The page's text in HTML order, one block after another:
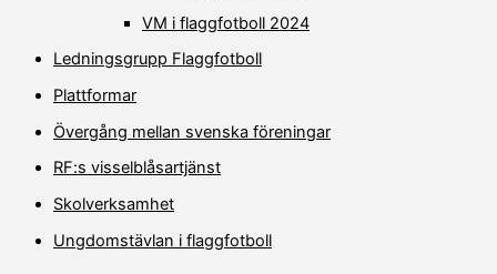
u
n
e
d
o
l
e
d
u
n
d
e
s
d
o
l
VM i flaggfotboll 2024
Ledningsgrupp Flaggfotboll
Plattformar
Övergång mellan svenska föreningar
RF:s visselblåsartjänst
Skolverksamhet
Ungdomstävlan i flaggfotboll